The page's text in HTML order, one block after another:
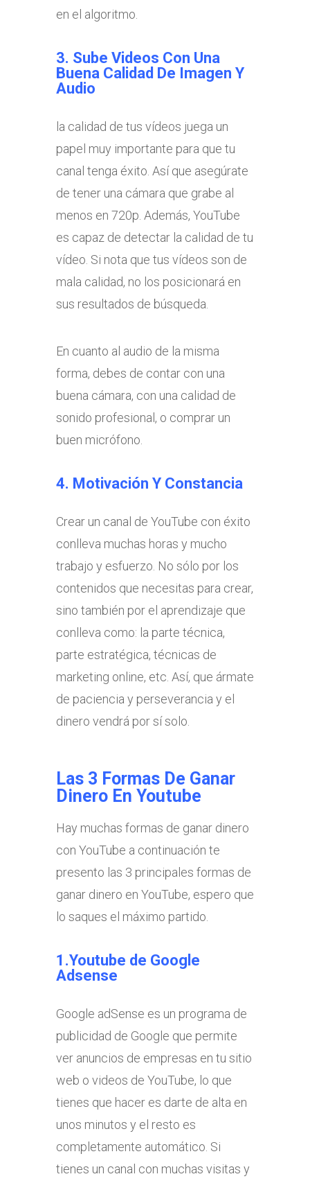
en el algoritmo.
3. Sube Videos Con Una
Buena Calidad De Imagen Y
Audio
la calidad de tus vídeos juega un
papel muy importante para que tu
canal tenga éxito. Así que asegúrate
de tener una cámara que grabe al
menos en 720p. Además, YouTube
es capaz de detectar la calidad de tu
vídeo. Si nota que tus vídeos son de
mala calidad, no los posicionará en
sus resultados de búsqueda.
En cuanto al audio de la misma
forma, debes de contar con una
buena cámara, con una calidad de
sonido profesional, o comprar un
buen micrófono.
4. Motivación Y Constancia
Crear un canal de YouTube con éxito
conlleva muchas horas y mucho
trabajo y esfuerzo. No sólo por los
contenidos que necesitas para crear,
sino también por el aprendizaje que
conlleva como: la parte técnica,
parte estratégica, técnicas de
marketing online, etc. Así, que ármate
de paciencia y perseverancia y el
dinero vendrá por sí solo.
Las 3 Formas De Ganar
Dinero En Youtube
Hay muchas formas de ganar dinero
con YouTube a continuación te
presento las 3 principales formas de
ganar dinero en YouTube, espero que
lo saques el máximo partido.
1.Youtube de Google
Adsense
Google adSense es un programa de
publicidad de Google que permite
ver anuncios de empresas en tu sitio
web o videos de YouTube, lo que
tienes que hacer es darte de alta en
unos minutos y el resto es
completamente automático. Si
tienes un canal con muchas visitas y